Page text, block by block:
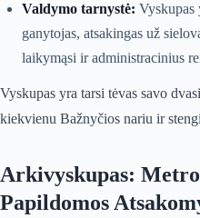
Valdymo tarnystė: Vyskupas
ganytojas, atsakingas už
laikymąsi ir administracinius
Vyskupas yra tarsi tėvas savo
kiekvienu Bažnyčios nariu ir
Arkivyskupas:
Papildomos